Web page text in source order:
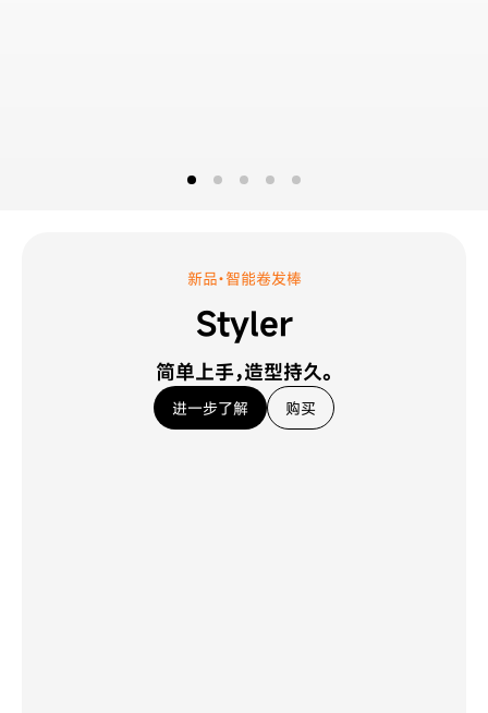
新品·智能卷发棒
Styler
简单上手，造型持久。
进一步了解 购买